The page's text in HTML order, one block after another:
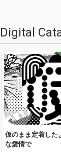
Digital
仮のまま定着した
な愛情で